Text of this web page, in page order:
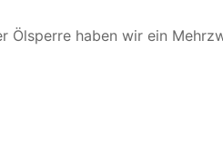
Ölsperre haben wir ein